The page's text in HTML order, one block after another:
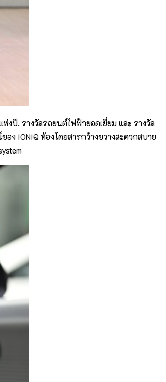
ปี, รางวัลรถยนต์ไฟฟ้ายอดเยี่ยม และ รางวัล
ง IONIQ ห้องโดยสารกว้างขวางสะดวกสบาย